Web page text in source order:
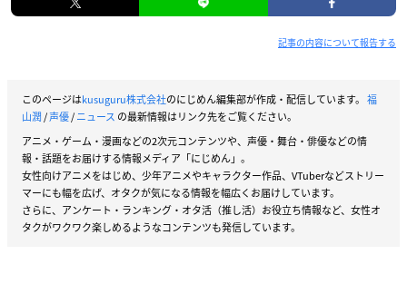
記事の内容について報告する
このページはkusuguru株式会社のにじめん編集部が作成・配信しています。 福
山潤/声優/ニュース の最新情報はリンク先をご覧ください。
アニメ・ゲーム・漫画などの2次元コンテンツや、声優・舞台・俳優などの情
報・話題をお届けする情報メディア「にじめん」。
女性向けアニメをはじめ、少年アニメやキャラクター作品、VTuberなどストリー
マーにも幅を広げ、オタクが気になる情報を幅広くお届けしています。
さらに、アンケート・ランキング・オタ活（推し活）お役立ち情報など、女性オ
タクがワクワク楽しめるようなコンテンツも発信しています。